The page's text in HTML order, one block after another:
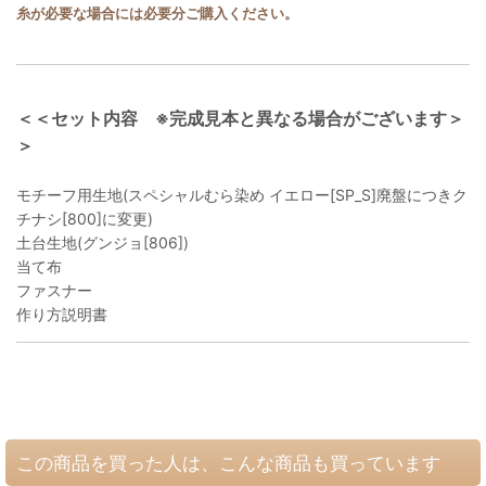
糸が必要な場合には必要分ご購入ください。
＜＜セット内容 ※完成見本と異なる場合がございます＞
＞
モチーフ用生地(スペシャルむら染め イエロー[SP_S]廃盤につきク
チナシ[800]に変更)
土台生地(グンジョ[806])
当て布
ファスナー
作り方説明書
この商品を買った人は、こんな商品も買っています